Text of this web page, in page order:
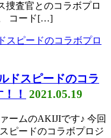
捜査官とのコラボプロ
コード[…]
ドスピードのコラ
！ 2021.05.19
ームのAKIJIです♪ 今回
ピードのコラボプロジ